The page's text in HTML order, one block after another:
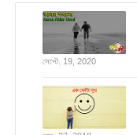
সেপ্টে. 19, 2020